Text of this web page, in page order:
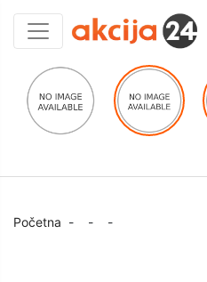
Početna - - -